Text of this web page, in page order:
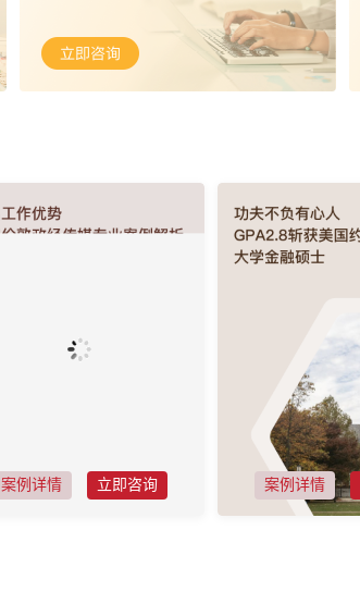
案例详情 立即咨询 案例详情